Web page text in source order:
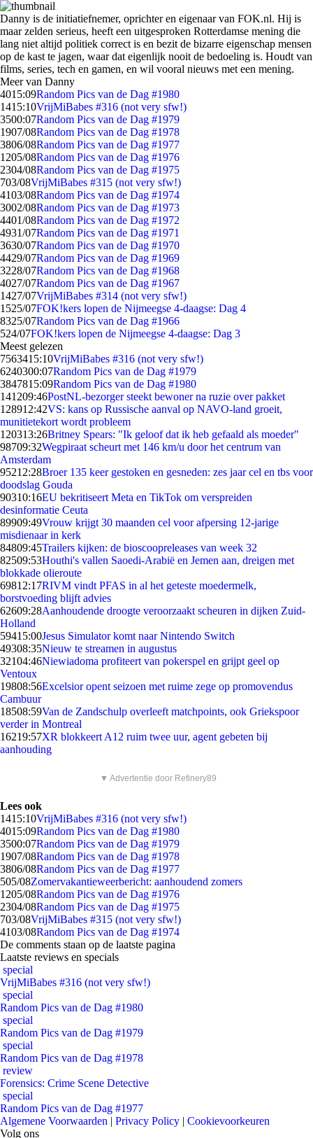
Danny is de initiatiefnemer, oprichter en eigenaar van FOK.nl. Hij is
maar zelden serieus, heeft een uitgesproken Rotterdamse mening die
lang niet altijd politiek correct is en bezit de bizarre eigenschap mensen
op de kast te jagen, waar dat eigenlijk nooit de bedoeling is. Houdt van
films, series, tech en gamen, en wil vooral nieuws met een mening.
Meer van Danny
4015:09Random Pics van de Dag #1980
1415:10VrijMiBabes #316 (not very sfw!)
3500:07Random Pics van de Dag #1979
1907/08Random Pics van de Dag #1978
3806/08Random Pics van de Dag #1977
1205/08Random Pics van de Dag #1976
2304/08Random Pics van de Dag #1975
703/08VrijMiBabes #315 (not very sfw!)
4103/08Random Pics van de Dag #1974
3002/08Random Pics van de Dag #1973
4401/08Random Pics van de Dag #1972
4931/07Random Pics van de Dag #1971
3630/07Random Pics van de Dag #1970
4429/07Random Pics van de Dag #1969
3228/07Random Pics van de Dag #1968
4027/07Random Pics van de Dag #1967
1427/07VrijMiBabes #314 (not very sfw!)
1525/07FOK!kers lopen de Nijmeegse 4-daagse: Dag 4
8325/07Random Pics van de Dag #1966
524/07FOK!kers lopen de Nijmeegse 4-daagse: Dag 3
Meest gelezen
7563415:10VrijMiBabes #316 (not very sfw!)
6240300:07Random Pics van de Dag #1979
3847815:09Random Pics van de Dag #1980
141209:46PostNL-bezorger steekt bewoner na ruzie over pakket
128912:42VS: kans op Russische aanval op NAVO-land groeit,
munitietekort wordt probleem
120313:26Britney Spears: "Ik geloof dat ik heb gefaald als moeder"
98709:32Wegpiraat scheurt met 146 km/u door het centrum van
Amsterdam
95212:28Broer 135 keer gestoken en gesneden: zes jaar cel en tbs voor
doodslag Gouda
90310:16EU bekritiseert Meta en TikTok om verspreiden
desinformatie Ceuta
89909:49Vrouw krijgt 30 maanden cel voor afpersing 12-jarige
misdienaar in kerk
84809:45Trailers kijken: de bioscoopreleases van week 32
82509:53Houthi's vallen Saoedi-Arabië en Jemen aan, dreigen met
blokkade olieroute
69812:17RIVM vindt PFAS in al het geteste moedermelk,
borstvoeding blijft advies
62609:28Aanhoudende droogte veroorzaakt scheuren in dijken Zuid-
Holland
59415:00Jesus Simulator komt naar Nintendo Switch
49308:35Nieuw te streamen in augustus
32104:46Niewiadoma profiteert van pokerspel en grijpt geel op
Ventoux
19808:56Excelsior opent seizoen met ruime zege op promovendus
Cambuur
18508:59Van de Zandschulp overleeft matchpoints, ook Griekspoor
verder in Montreal
16219:57XR blokkeert A12 ruim twee uur, agent gebeten bij
aanhouding
▼ Advertentie door Refinery89
Lees ook
1415:10VrijMiBabes #316 (not very sfw!)
4015:09Random Pics van de Dag #1980
3500:07Random Pics van de Dag #1979
1907/08Random Pics van de Dag #1978
3806/08Random Pics van de Dag #1977
505/08Zomervakantieweerbericht: aanhoudend zomers
1205/08Random Pics van de Dag #1976
2304/08Random Pics van de Dag #1975
703/08VrijMiBabes #315 (not very sfw!)
4103/08Random Pics van de Dag #1974
De comments staan op de laatste pagina
Laatste reviews en specials
special
VrijMiBabes #316 (not very sfw!)
special
Random Pics van de Dag #1980
special
Random Pics van de Dag #1979
special
Random Pics van de Dag #1978
review
Forensics: Crime Scene Detective
special
Random Pics van de Dag #1977
Algemene Voorwaarden | Privacy Policy | Cookievoorkeuren
Volg ons